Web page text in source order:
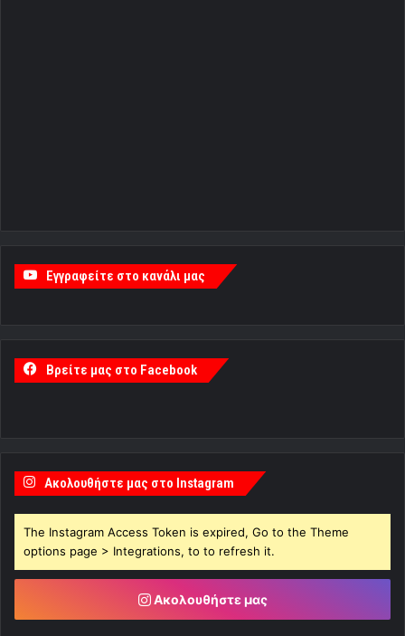
Εγγραφείτε στο κανάλι μας
Βρείτε μας στο Facebook
Ακολουθήστε μας στο Instagram
The Instagram Access Token is expired, Go to the Theme
options page > Integrations, to to refresh it.
Ακολουθήστε μας